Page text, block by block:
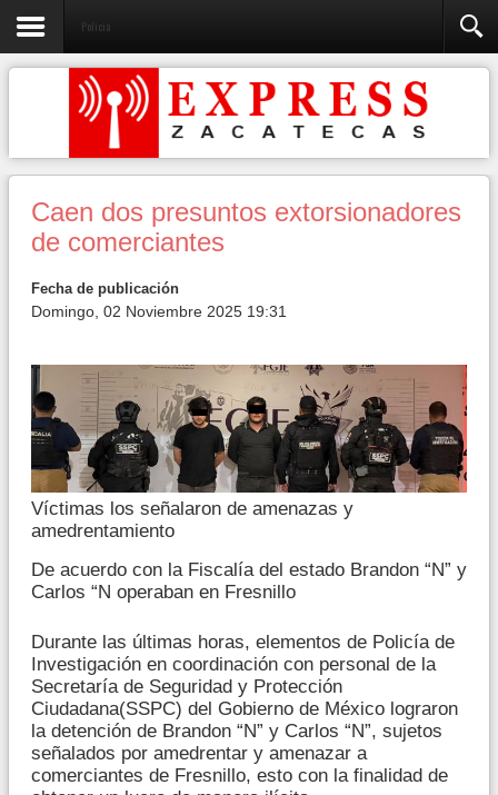
Policia
Caen dos presuntos extorsionadores
de comerciantes
Fecha de publicación
Domingo, 02 Noviembre 2025 19:31
Víctimas los señalaron de amenazas y
amedrentamiento
De acuerdo con la Fiscalía del estado Brandon “N” y
Carlos “N operaban en Fresnillo
Durante las últimas horas, elementos de Policía de
Investigación en coordinación con personal de la
Secretaría de Seguridad y Protección
Ciudadana(SSPC) del Gobierno de México lograron
la detención de Brandon “N” y Carlos “N”, sujetos
señalados por amedrentar y amenazar a
comerciantes de Fresnillo, esto con la finalidad de